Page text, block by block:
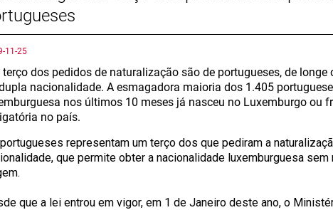
11-25
terço dos pedidos de naturalização são de portugueses, de
nacionalidade. A esmagadora maioria dos 1.405
nos últimos 10 meses já nasceu no Luxemburgo ou
no país.
representam um terço dos que pediram a
que permite obter a nacionalidade luxemburguesa sem
que a lei entrou em vigor, em 1 de Janeiro deste ano, o